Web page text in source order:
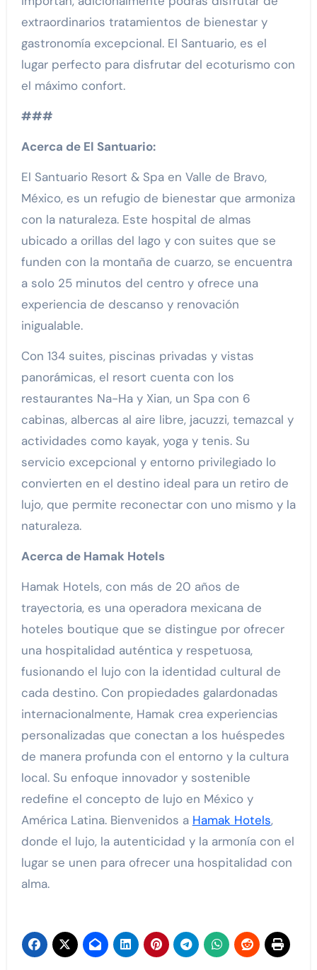
extraordinarios tratamientos de bienestar y
gastronomía excepcional. El Santuario, es el
lugar perfecto para disfrutar del ecoturismo con
el máximo confort.
###
Acerca de El Santuario:
El Santuario Resort & Spa en Valle de Bravo,
México, es un refugio de bienestar que armoniza
con la naturaleza. Este hospital de almas
ubicado a orillas del lago y con suites que se
funden con la montaña de cuarzo, se encuentra
a solo 25 minutos del centro y ofrece una
experiencia de descanso y renovación
inigualable.
Con 134 suites, piscinas privadas y vistas
panorámicas, el resort cuenta con los
restaurantes Na-Ha y Xian, un Spa con 6
cabinas, albercas al aire libre, jacuzzi, temazcal y
actividades como kayak, yoga y tenis. Su
servicio excepcional y entorno privilegiado lo
convierten en el destino ideal para un retiro de
lujo, que permite reconectar con uno mismo y la
naturaleza.
Acerca de Hamak Hotels
Hamak Hotels, con más de 20 años de
trayectoria, es una operadora mexicana de
hoteles boutique que se distingue por ofrecer
una hospitalidad auténtica y respetuosa,
fusionando el lujo con la identidad cultural de
cada destino. Con propiedades galardonadas
internacionalmente, Hamak crea experiencias
personalizadas que conectan a los huéspedes
de manera profunda con el entorno y la cultura
local. Su enfoque innovador y sostenible
redefine el concepto de lujo en México y
América Latina. Bienvenidos a Hamak Hotels,
donde el lujo, la autenticidad y la armonía con el
lugar se unen para ofrecer una hospitalidad con
alma.